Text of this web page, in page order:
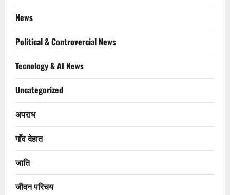
News
Political & Controvercial News
Tecnology & AI News
Uncategorized
अपराध
गाँव देहात
जाति
जीवन परिचय